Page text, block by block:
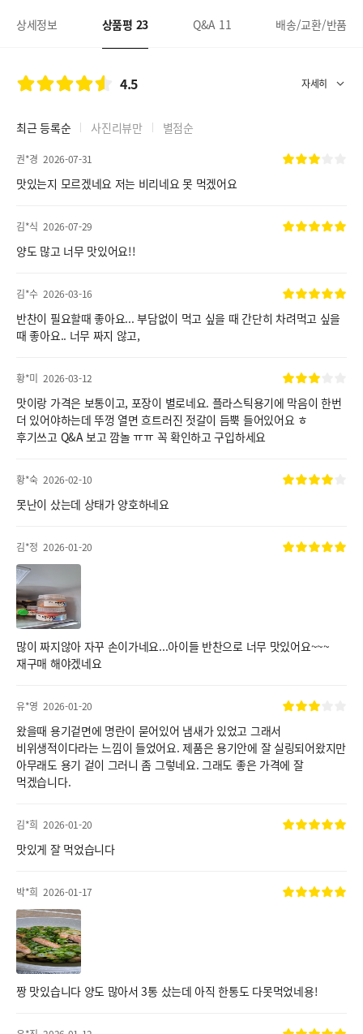
상세정보 상품평 23 Q&A 11 배송/교환/반품
4.5
최근 등록순 사진리뷰만 별점순
권*경 2026-07-31
맛있는지 모르겠네요 저는 비리네요 못 먹겠어요
김*식 2026-07-29
양도 많고 너무 맛있어요!!
김*수 2026-03-16
반찬이 필요할때 좋아요... 부담없이 먹고 싶을 때 간단히 차려먹고 싶을
때 좋아요.. 너무 짜지 않고,
황*미 2026-03-12
맛이랑 가격은 보통이고, 포장이 별로네요. 플라스틱용기에 막음이 한번
더 있어야하는데 뚜껑 열면 흐트러진 젓갈이 듬뿍 들어있어요 ㅎ
후기쓰고 Q&A 보고 깜놀 ㅠㅠ 꼭 확인하고 구입하세요
황*숙 2026-02-10
못난이 샀는데 상태가 양호하네요
김*정 2026-01-20
많이 짜지않아 자꾸 손이가네요...아이들 반찬으로 너무 맛있어요~~~
재구매 해야겠네요
유*영 2026-01-20
왔을때 용기겉면에 명란이 묻어있어 냄새가 있었고 그래서
비위생적이다라는 느낌이 들었어요. 제품은 용기안에 잘 실링되어왔지만
아무래도 용기 겉이 그러니 좀 그렇네요. 그래도 좋은 가격에 잘
먹겠습니다.
김*희 2026-01-20
맛있게 잘 먹었습니다
박*희 2026-01-17
짱 맛있습니다 양도 많아서 3통 샀는데 아직 한통도 다못먹었네용!